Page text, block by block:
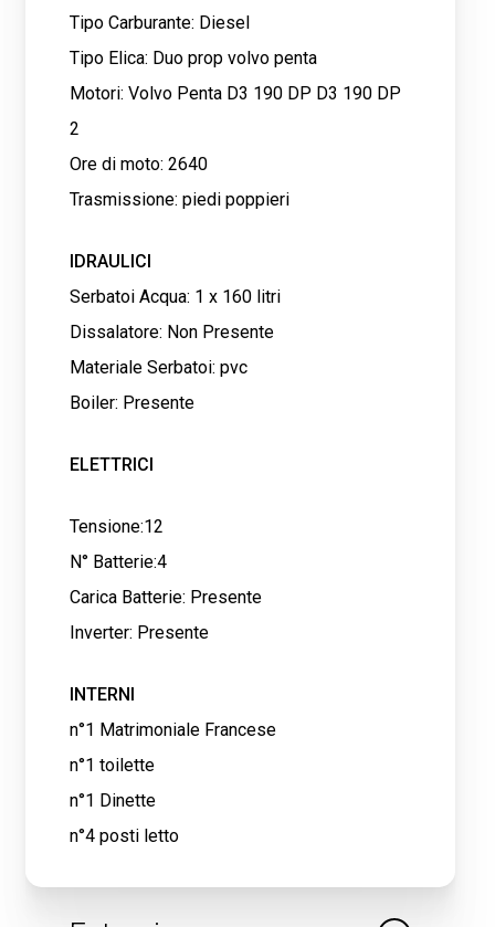
Tipo Carburante: Diesel
Tipo Elica: Duo prop volvo penta
Motori: Volvo Penta D3 190 DP D3 190 DP
2
Ore di moto: 2640
Trasmissione: piedi poppieri
IDRAULICI
Serbatoi Acqua: 1 x 160 litri
Dissalatore: Non Presente
Materiale Serbatoi: pvc
Boiler: Presente
ELETTRICI
Tensione:12
N° Batterie:4
Carica Batterie: Presente
Inverter: Presente
INTERNI
n°1 Matrimoniale Francese
n°1 toilette
n°1 Dinette
n°4 posti letto